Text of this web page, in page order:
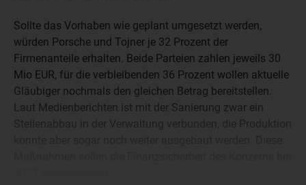
Sollte das Vorhaben wie geplant umgesetzt werden,
würden Porsche und Tojner je 32 Prozent der
Firmenanteile erhalten. Beide Parteien zahlen jeweils 30
Mio EUR, für die verbleibenden 36 Prozent wollen aktuelle
Gläubiger nochmals den gleichen Betrag bereitstellen.
Laut Medienberichten ist mit der Sanierung zwar ein
Stellenabbau in der Verwaltung verbunden, die Produktion